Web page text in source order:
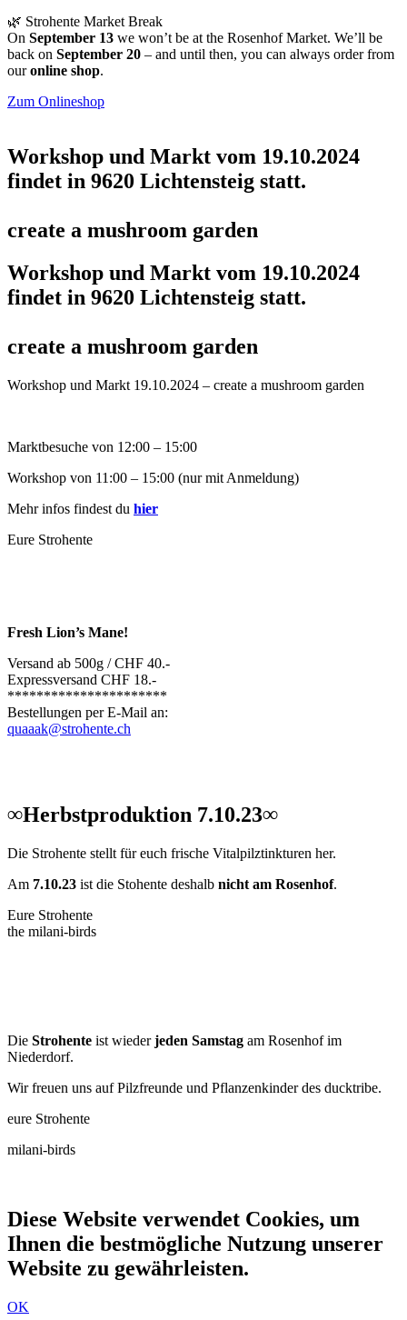
🌿 Strohente Market Break
On September 13 we won’t be at the Rosenhof Market. We’ll be
back on September 20 – and until then, you can always order from
ouronline shop.
Zum Onlineshop
Workshop und Markt vom 19.10.2024
findet in 9620 Lichtensteig statt.
create a mushroom garden
Workshop und Markt vom 19.10.2024
findet in 9620 Lichtensteig statt.
create a mushroom garden
Workshop und Markt 19.10.2024 – create a mushroom garden
Marktbesuche von 12:00 – 15:00
Workshop von 11:00 – 15:00 (nur mit Anmeldung)
Mehr infos findest du hier
Eure Strohente
Fresh Lion’s Mane!
Versand ab 500g / CHF 40.-
Expressversand CHF 18.-
**********************
Bestellungen per E-Mail an:
quaaak@strohente.ch
∞Herbstproduktion 7.10.23∞
Die Strohente stellt für euch frische Vitalpilztinkturen her.
Am 7.10.23 ist die Stohente deshalb nicht am Rosenhof.
Eure Strohente
the milani-birds
Die Strohente ist wiederjeden Samstag am Rosenhof im
Niederdorf.
Wir freuen uns auf Pilzfreunde und Pflanzenkinder des ducktribe.
eure Strohente
milani-birds
Diese Website verwendet Cookies, um
Ihnen die bestmögliche Nutzung unserer
Website zu gewährleisten.
OK